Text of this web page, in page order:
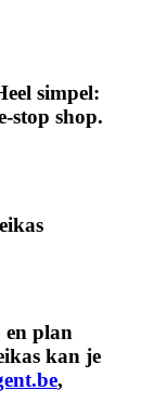
simpel:
stop shop.
en plan
kan je
,